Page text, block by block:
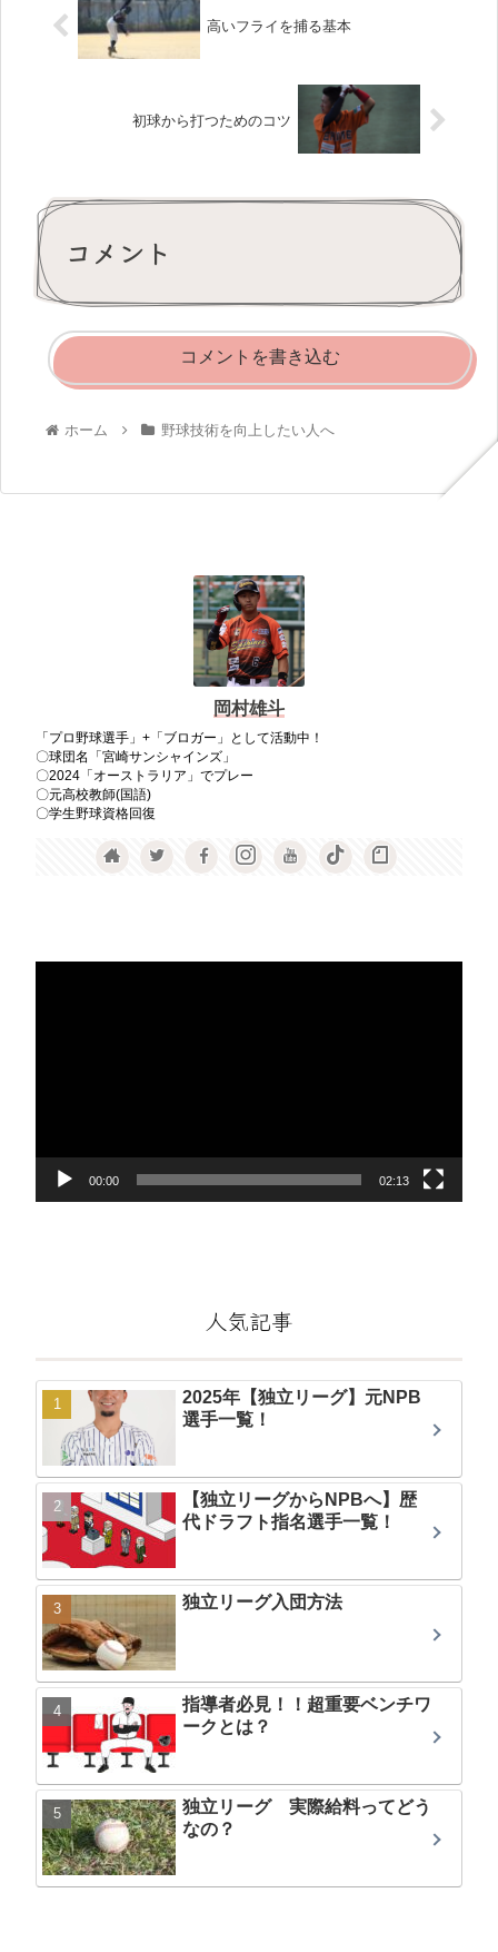
高いフライを捕る基本
初球から打つためのコツ
コメント
コメントを書き込む
ホーム 野球技術を向上したい人へ
岡村雄斗
「プロ野球選手」+「ブロガー」として活動中！
〇球団名「宮崎サンシャインズ」
〇2024「オーストラリア」でプレー
〇元高校教師(国語)
〇学生野球資格回復
ー
00:00 02:13
人気記事
2025年【独立リーグ】元NPB
選手一覧！
【独立リーグからNPBへ】歴
代ドラフト指名選手一覧！
独立リーグ入団方法
指導者必見！！超重要ベンチワ
ークとは？
独立リーグ 実際給料ってどう
なの？